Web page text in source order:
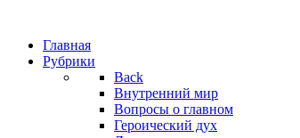
Главная
Рубрики
Back
Внутренний мир
Вопросы о главном
Героический дух